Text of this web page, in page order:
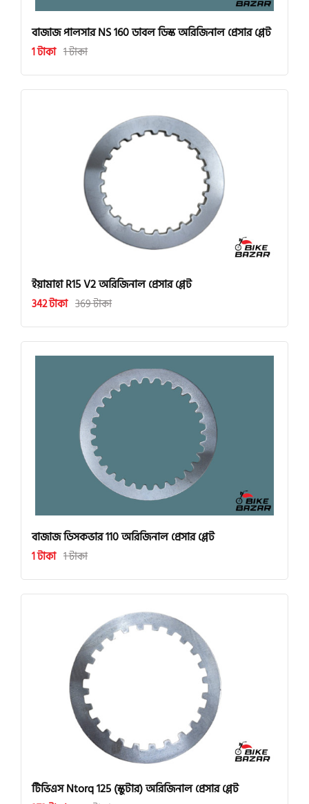
বাজাজ পালসার NS 160 ডাবল ডিস্ক অরিজিনাল প্রেসার প্লেট
1 টাকা 1 টাকা
ইয়ামাহা R15 V2 অরিজিনাল প্রেসার প্লেট
342 টাকা 369 টাকা
বাজাজ ডিসকভার 110 অরিজিনাল প্রেসার প্লেট
1 টাকা 1 টাকা
টিভিএস Ntorq 125 (স্কুটার) অরিজিনাল প্রেসার প্লেট